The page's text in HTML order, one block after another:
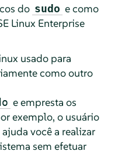
do sudo e como
Linux Enterprise
usado para
como outro
e empresta os
exemplo, o usuário
ajuda você a realizar
sem efetuar